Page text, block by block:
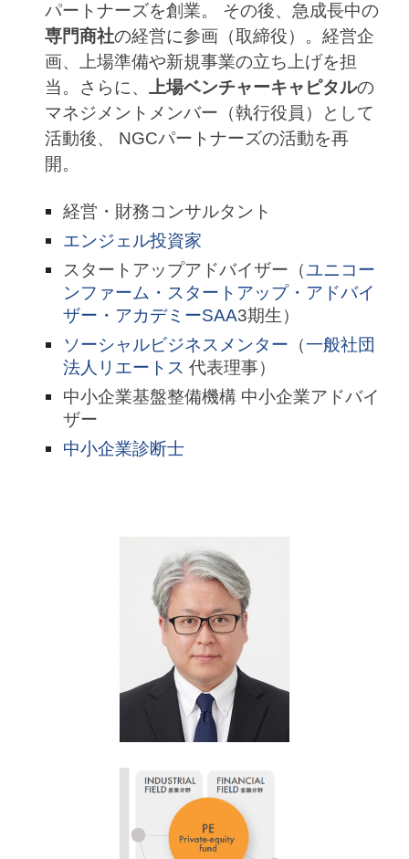
パートナーズを創業。 その後、急成長中の
専門商社の経営に参画（取締役）。経営企
画、上場準備や新規事業の立ち上げを担
当。さらに、
上場ベンチャーキャピタルの
マネジメントメンバー（執行役員）として
活動後、 NGCパートナーズの活動を再
開。
経営・財務コンサルタント
エンジェル投資家
スタートアップアドバイザー（ユニコー
ンファーム・スタートアップ・アドバイ
ザー・アカデミーSAA3期生 ）
ソーシャルビジネスメンター （一般社団
法人リエートス 代表理事）
中小企業基盤整備機構 中小企業アドバイ
ザー
中小企業診断士